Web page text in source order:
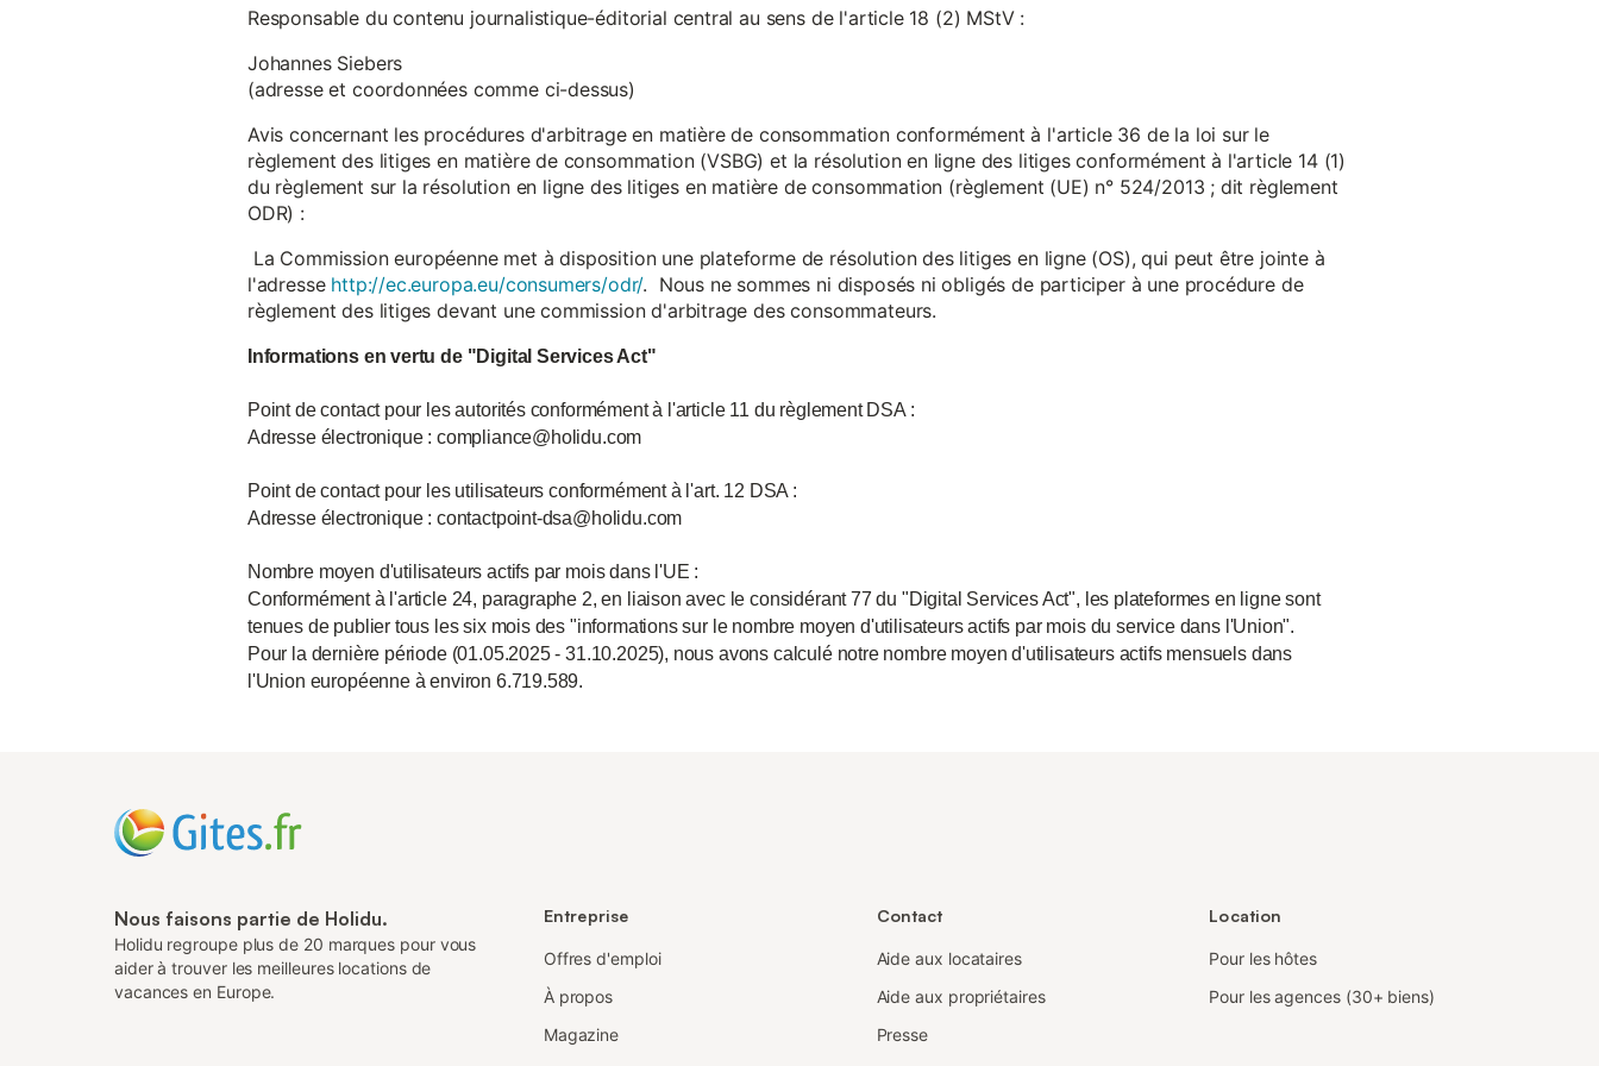
Responsable du contenu journalistique-éditorial central au sens de l'article 18 (2) MStV :
Johannes Siebers
(adresse et coordonnées comme ci-dessus)
Avis concernant les procédures d'arbitrage en matière de consommation conformément à l'article 36 de la loi sur le
règlement des litiges en matière de consommation (VSBG) et la résolution en ligne des litiges conformément à l'article 14 (1)
du règlement sur la résolution en ligne des litiges en matière de consommation (règlement (UE) n° 524/2013 ; dit règlement
ODR) :
La Commission européenne met à disposition une plateforme de résolution des litiges en ligne (OS), qui peut être jointe à
l'adresse http://ec.europa.eu/consumers/odr/. Nous ne sommes ni disposés ni obligés de participer à une procédure de
règlement des litiges devant une commission d'arbitrage des consommateurs.
Informations en vertu de "Digital Services Act"
Point de contact pour les autorités conformément à l'article 11 du règlement DSA :
Adresse électronique : compliance@holidu.com
Point de contact pour les utilisateurs conformément à l'art. 12 DSA :
Adresse électronique : contactpoint-dsa@holidu.com
Nombre moyen d'utilisateurs actifs par mois dans l'UE :
Conformément à l'article 24, paragraphe 2, en liaison avec le considérant 77 du "Digital Services Act", les plateformes en ligne sont
tenues de publier tous les six mois des "informations sur le nombre moyen d'utilisateurs actifs par mois du service dans l'Union".
Pour la dernière période (01.05.2025 - 31.10.2025), nous avons calculé notre nombre moyen d'utilisateurs actifs mensuels dans
l'Union européenne à environ 6.719.589.
Nous faisons partie de Holidu.
Holidu regroupe plus de 20 marques pour vous
aider à trouver les meilleures locations de
vacances en Europe.
Entreprise
Offres d'emploi
À propos
Magazine
Contact
Aide aux locataires
Aide aux propriétaires
Presse
Location
Pour les hôtes
Pour les agences (30+ biens)